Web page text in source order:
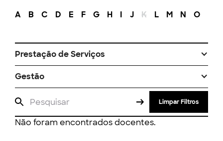
A B C D E F G H I J K L M N O
Prestação de Serviços
Gestão
Limpar Filtros
Não foram encontrados docentes.